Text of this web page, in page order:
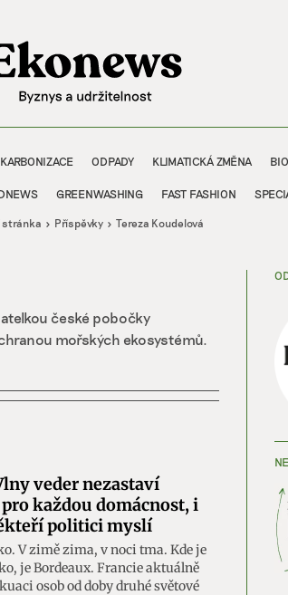
ODPADY KLIMATICKÁ ZMĚNA
GREENWASHING FAST FASHION
stránka Příspěvky Tereza Koudelová
české pobočky
mořských ekosystémů.
veder nezastaví
každou domácnost, i
politici myslí
V zimě zima, v noci tma. Kde je
je Bordeaux. Francie aktuálně
osob od doby druhé světové